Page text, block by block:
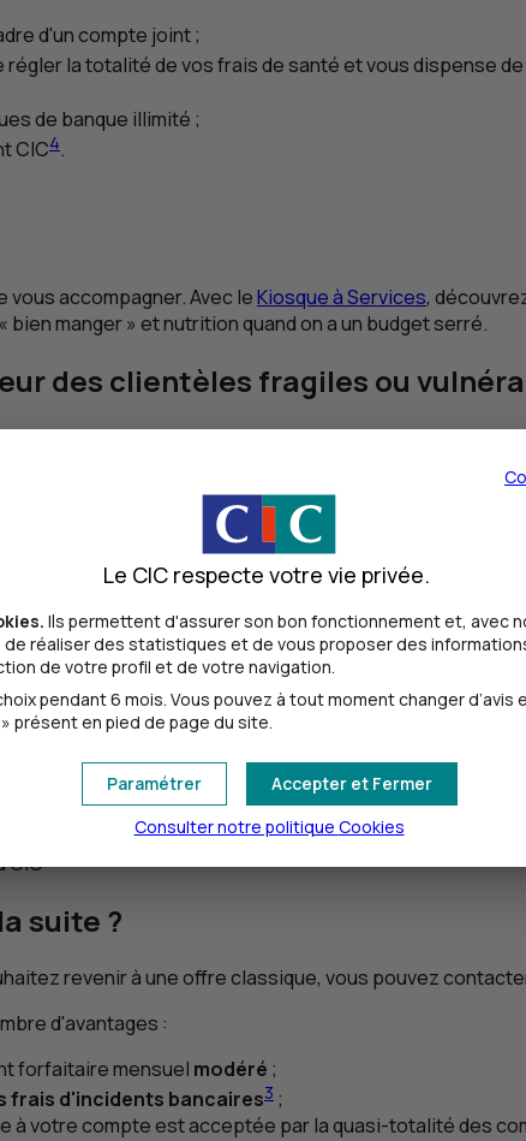
d'un compte joint ;
régler la totalité de vos frais de santé et vous dispense
de banque illimité ;
CIC4.
accompagner. Avec leKiosque à Services,
manger » et nutrition quand on a un budget serré.
des clientèles fragiles ou
de difficultés financières. Ces critères de
contre la pauvreté, le Point Conseil Budget vous
du surendettement.
incidents bancaires
cas d’incidents[PDF– 370
CIC
suite ?
revenir à une offre classique, vous pouvez
d'avantages :
forfaitaire mensuel modéré ;
frais d'incidents bancaires3 ;
à votre compte est acceptée par la quasi-totalité des
Le CIC respecte votre vie privée.
Ils permettent d'assurer son bon fonctionnement et, avec
réaliser des statistiques et de vous proposer des
de votre profil et de votre navigation.
pendant 6 mois. Vous pouvez à tout moment changer d’avis
présent en pied de page du site.
Accepter et Fermer
Paramétrer
Consulter notre politique Cookies